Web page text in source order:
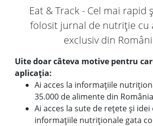
Eat & Track - Cel mai rapid
folosit jurnal de nutriție cu
exclusiv din
Uite doar câteva motive pentru
aplicația:
Ai acces la informațiile
35.000 de alimente din România
Ai acces la sute de rețete și idei
informațiile nutriționale gata